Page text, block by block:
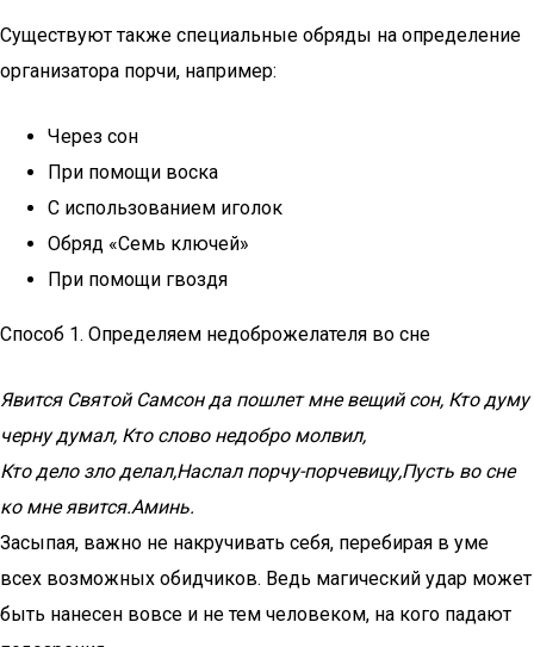
Существуют также специальные обряды на определение
организатора порчи, например:
Через сон
При помощи воска
С использованием иголок
Обряд «Семь ключей»
При помощи гвоздя
Способ 1. Определяем недоброжелателя во сне
Явится Святой Самсон да пошлет мне вещий сон, Кто думу
черну думал, Кто слово недобро молвил,
Кто дело зло делал,Наслал порчу-порчевицу,Пусть во сне
ко мне явится.Аминь.
Засыпая, важно не накручивать себя, перебирая в уме
всех возможных обидчиков. Ведь магический удар может
быть нанесен вовсе и не тем человеком, на кого падают